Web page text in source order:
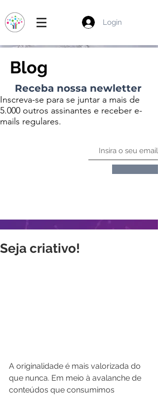
Login
Blog
Receba nossa newletter
Inscreva-se para se juntar a mais de
5.000 outros assinantes e receber e-
mails regulares.
Seja criativo!
A originalidade é mais valorizada do
que nunca. Em meio à avalanche de
conteúdos que consumimos